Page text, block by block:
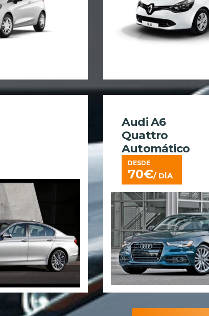
Audi A6
Quattro
Automático
DESDE
70€/ DÍA